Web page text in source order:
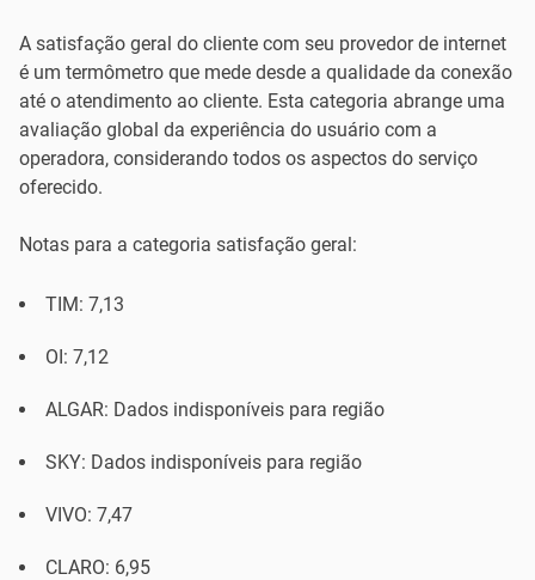
A satisfação geral do cliente com seu provedor de internet
é um termômetro que mede desde a qualidade da conexão
até o atendimento ao cliente. Esta categoria abrange uma
avaliação global da experiência do usuário com a
operadora, considerando todos os aspectos do serviço
oferecido.
Notas para a categoria satisfação geral:
TIM: 7,13
OI: 7,12
ALGAR: Dados indisponíveis para região
SKY: Dados indisponíveis para região
VIVO: 7,47
CLARO: 6,95